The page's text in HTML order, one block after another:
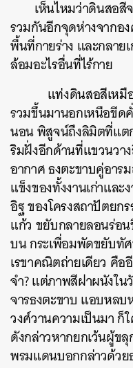
เห็นไหมว่าดินสอ
รวมกันอีกจุดห่างจากอ
พื้นที่กายร่าง และกลาย
ล้อมอะไรอื่นที่ไร้กาย
แท่งดินสอสีเหมื
รวมขึ้นมานอกเหนือขี
นอน พิสูจน์ถึงลิมิตที่แต
ริมฝั่งอีกด้านที่แขวนวา
อากาศ ธงตะขาบคู่อา
แข็งของทั้งงานเก่าและ
อิฐ ของโครงสถาปัตย
แก้ว ขยับกลายลอนร่อ
บน กระเพื่อมพัดขยับทั
เรขาคณิตถ่ายเดียว คื
จำ? แต่ภาพสีฝาผนังใ
จารธงตะขาบ แอบหลบ
วงศ์วานความเป็นมา ก็
ดังกล่าวหากยกเว้นผู้ข
พรมแดนบอกกล่าวด้วย